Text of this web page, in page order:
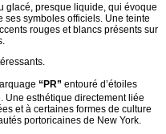
glacé, presque liquide, qui évoque
ses symboles officiels. Une teinte
rouges et blancs présents sur
“PR” entouré d’étoiles
Une esthétique directement liée
et à certaines formes de culture
portoricaines de New York.